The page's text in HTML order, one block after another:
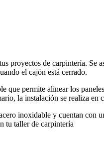
proyectos de carpintería.
el cajón está cerrado.
que permite alinear los
la instalación se realiza en
inoxidable y cuentan
tu taller de carpintería